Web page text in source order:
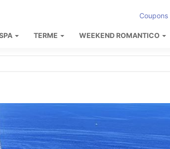
Coupons
TERME WEEKEND ROMANTICO